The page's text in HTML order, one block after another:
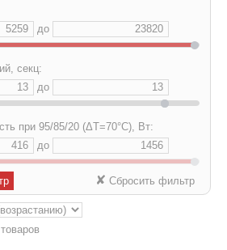
до
секц:
до
при 95/85/20 (ΔT=70°C), Вт:
до
✘ Сбросить фильтр
товаров